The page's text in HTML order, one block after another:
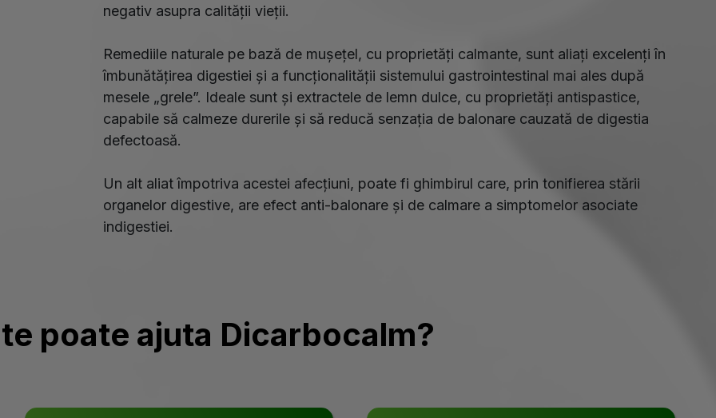
negativ asupra calității vieții.
Remediile naturale pe bază de mușețel, cu proprietăți calmante, sunt aliați excelenți în
îmbunătățirea digestiei și a funcționalității sistemului gastrointestinal mai ales după
mesele „grele”. Ideale sunt și extractele de lemn dulce, cu proprietăți antispastice,
capabile să calmeze durerile și să reducă senzația de balonare cauzată de digestia
defectoasă.
Un alt aliat împotriva acestei afecțiuni, poate fi ghimbirul care, prin tonifierea stării
organelor digestive, are efect anti-balonare și de calmare a simptomelor asociate
indigestiei.
poate ajuta Dicarbocalm?